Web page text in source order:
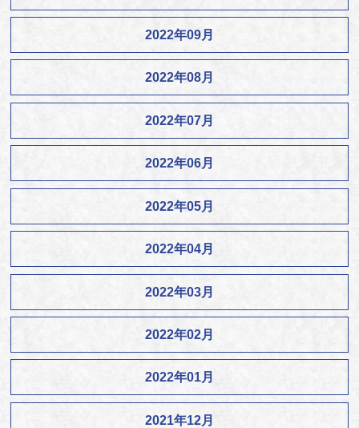
2022年09月
2022年08月
2022年07月
2022年06月
2022年05月
2022年04月
2022年03月
2022年02月
2022年01月
2021年12月